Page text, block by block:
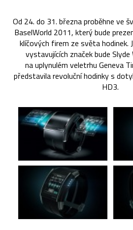
Od 24. do 31. března proběhne ve
BaselWorld 2011, který bude
klíčových firem ze světa hodinek.
vystavujících značek bude
na uplynulém veletrhu Geneva
představila revoluční hodinky s
HD3.